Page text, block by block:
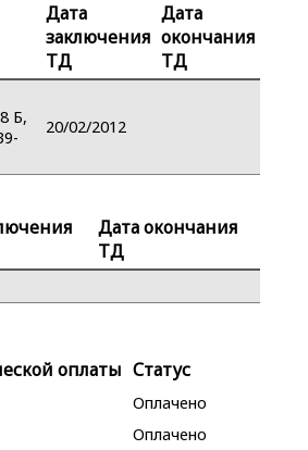
Дата
заключения
ТД
Дата
окончания
ТД
Б,
20/02/2012
Дата окончания
ТД
оплаты Статус
Оплачено
Оплачено